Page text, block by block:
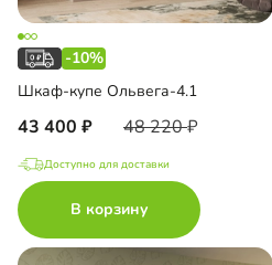
-10%
Шкаф-купе Ольвега-4.1
43 400 48 220
Доступно для доставки
В корзину